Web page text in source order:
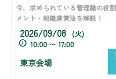
今、求められている管理職の役
メント・組織運営法を解説！
2026/09/08
(火)
10:00 〜 17:00
東京会場